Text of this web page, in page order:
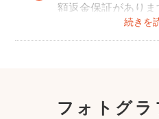
続きを
額返金保証があり
フォトグラ